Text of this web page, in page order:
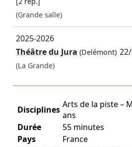
(Grande salle)
2025-2026
Théâtre du Jura (Delémont)
(La Grande)
Disciplines Arts de la piste –
ans
Durée
55 minutes
Pays
France